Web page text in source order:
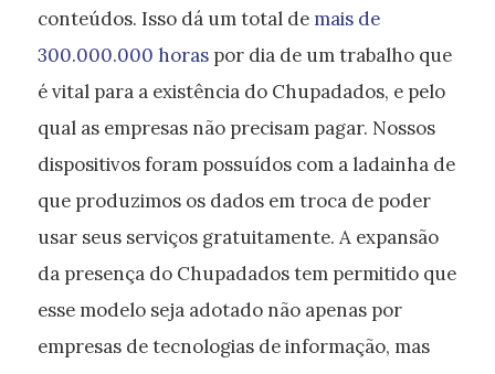
conteúdos. Isso dá um total de mais de
300.000.000 horaspor dia de um trabalho que
é vital para a existência do Chupadados, e pelo
qual as empresas não precisam pagar. Nossos
dispositivos foram possuídos com a ladainha de
que produzimos os dados em troca de poder
usar seus serviços gratuitamente. A expansão
da presença do Chupadados tem permitido que
esse modelo seja adotado não apenas por
empresas de tecnologias de informação, mas